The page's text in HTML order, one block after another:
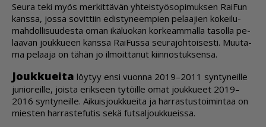
Seu­ra teki myös mer­kit­tä­vän yh­teis­työ­so­pi­muk­sen Rai­Fun
kans­sa, jos­sa so­vit­tiin edis­ty­neem­pien pe­laa­jien ko­kei­lu­
mah­dol­li­suu­des­ta oman ikä­luo­kan kor­ke­am­mal­la ta­sol­la pe­
laa­van jouk­ku­een kans­sa Rai­Fus­sa seu­ra­joh­toi­ses­ti. Muu­ta­
ma pe­laa­ja on tä­hän jo il­moit­ta­nut kiin­nos­tuk­sen­sa.
Jouk­ku­ei­ta löy­tyy en­si vuon­na 2019–2011 syn­ty­neil­le
ju­ni­o­reil­le, jois­ta erik­seen ty­töil­le omat jouk­ku­eet 2019–
2016 syn­ty­neil­le. Ai­kuis­jouk­ku­ei­ta ja har­ras­tus­toi­min­taa on
mies­ten har­ras­te­fu­tis sekä fut­sal­jouk­ku­eis­sa.